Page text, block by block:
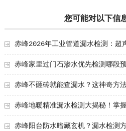
您可能对以下信
赤峰2026年工业管道漏水检测：超
行业TOP3解决方案？
赤峰家里过门石渗水优先检测哪段
赤峰不砸砖就能查漏水？这神奇方
水难题！
赤峰地暖精准漏水检测大揭秘！掌
患无所遁形
赤峰阳台防水暗藏玄机？漏水检测